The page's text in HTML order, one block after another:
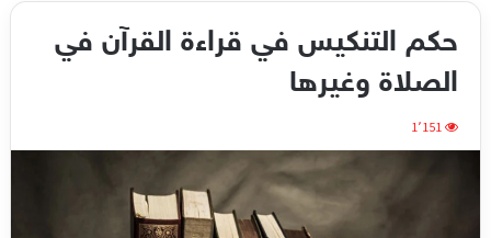
حكم التنكيس في قراءة القرآن في
الصلاة وغيرها
1٬151